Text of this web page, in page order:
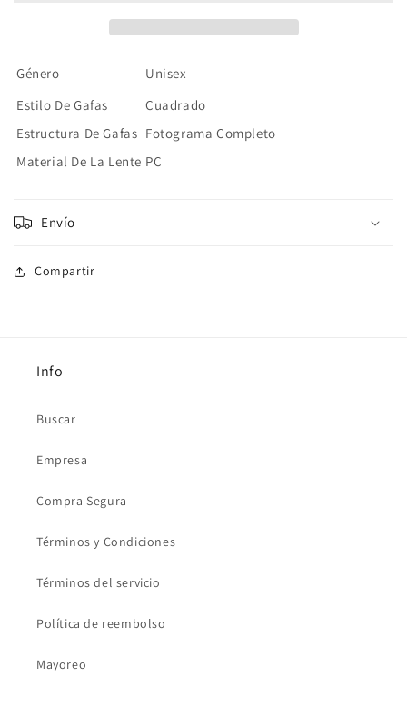
Género
Unisex
Estilo De Gafas
Cuadrado
Estructura De Gafas Fotograma Completo
Material De La Lente PC
Envío
Compartir
Info
Buscar
Empresa
Compra Segura
Términos y Condiciones
Términos del servicio
Política de reembolso
Mayoreo